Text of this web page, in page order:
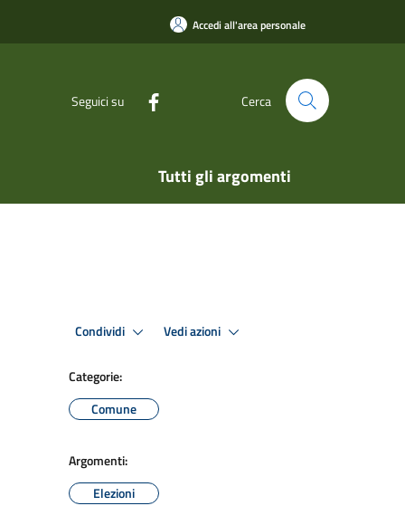
Accedi all'area personale
Seguici su Cerca
Tutti gli argomenti
Condividi Vedi azioni
Categorie:
Comune
Argomenti:
Elezioni